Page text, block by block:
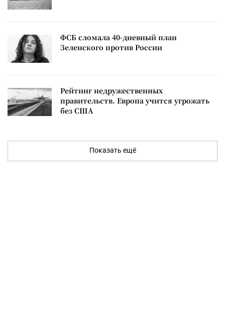
ФСБ сломала 40-дневный план
Зеленского против России
Рейтинг недружественных
правительств. Европа учится угрожать
без США
Показать ещё